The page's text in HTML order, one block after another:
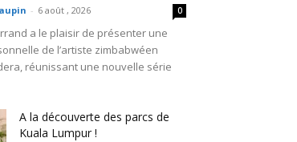
- 6 août , 2026 0
a le plaisir de présenter une
de l’artiste zimbabwéen
réunissant une nouvelle série
A la découverte des parcs de
Kuala Lumpur !